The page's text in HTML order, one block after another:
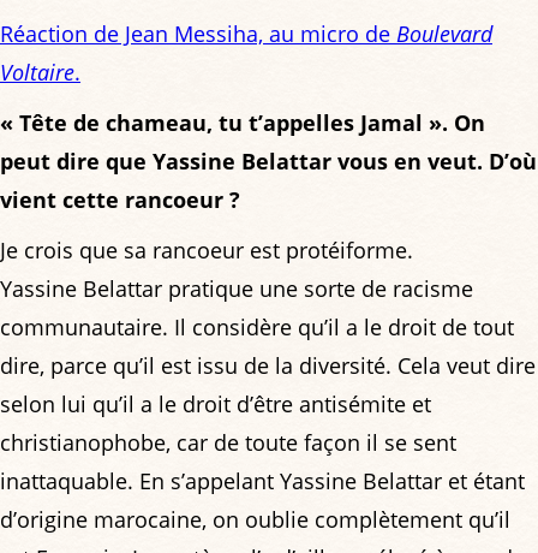
Réaction de Jean Messiha, au micro de Boulevard
Voltaire.
« Tête de chameau, tu t’appelles Jamal ». On
peut dire que Yassine Belattar vous en veut. D’où
vient cette rancoeur ?
Je crois que sa rancoeur est protéiforme.
Yassine Belattar pratique une sorte de racisme
communautaire. Il considère qu’il a le droit de tout
dire, parce qu’il est issu de la diversité. Cela veut dire
selon lui qu’il a le droit d’être antisémite et
christianophobe, car de toute façon il se sent
inattaquable. En s’appelant Yassine Belattar et étant
d’origine marocaine, on oublie complètement qu’il